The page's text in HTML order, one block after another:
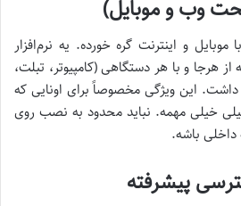
وب و موبایل)
و اینترنت گره خورده. یه نرم‌افزار
هرجا و با هر دستگاهی (کامپیوتر، تبلت،
این ویژگی مخصوصاً برای اونایی که
خیلی مهمه. نباید محدود به نصب روی
داخلی باشه.
پیشرفته